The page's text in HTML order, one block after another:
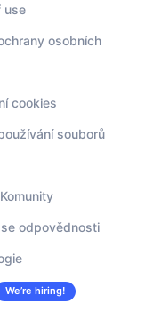
use
osobních
cookies
souborů
odpovědnosti
We’re hiring!